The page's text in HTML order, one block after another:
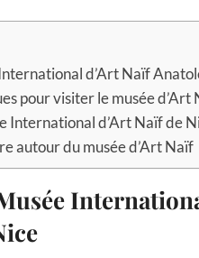
d’Art Naïf
pour visiter le musée
International d’Art Naïf de
autour du musée d’Art Naïf